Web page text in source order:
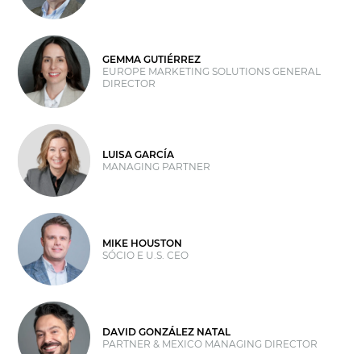
GEMMA GUTIÉRREZ
EUROPE MARKETING SOLUTIONS GENERAL
DIRECTOR
LUISA GARCÍA
MANAGING PARTNER
MIKE HOUSTON
SÓCIO E U.S. CEO
DAVID GONZÁLEZ NATAL
PARTNER & MEXICO MANAGING DIRECTOR